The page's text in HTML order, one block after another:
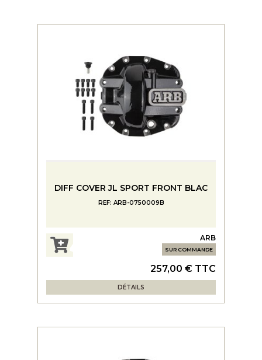
DIFF COVER JL SPORT FRONT BLAC
REF: ARB-0750009B
ARB
SUR COMMANDE
257,00 € TTC
DÉTAILS